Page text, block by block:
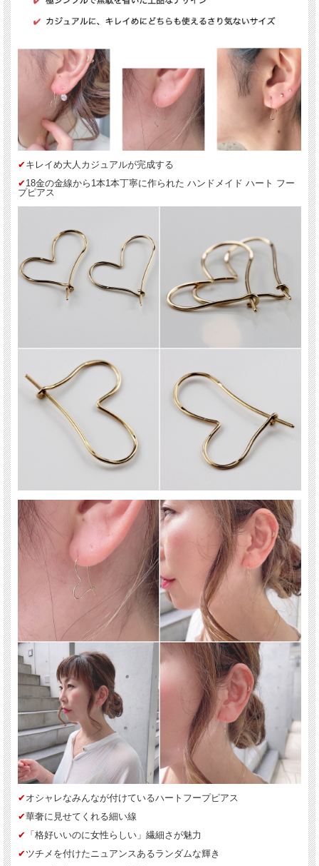
18金の金線から1本1本丁寧に作られた ハンドメイド ハート フープピアス
極シンプルで無駄を省いた上品なデザイン
カジュアルに、キレイめにどちらも使えるさり気ないサイズ
ギフトにもお薦め◎
*こちらのピアスには左右がございますので
片耳のみをご希望のお客様は左右をお間違いなくお選び下さい。
表参道にあるBijouterie euro flat(ビジュトリエ ユーロフラット)が発信するジュエリ
ーブランド
”教養のある美”をコンセプトに本物である事にこだわったジュエリーは、 繊細で上
品で可憐な、大人の女性に嬉しいアイテムがそろっています。
✔︎キレイめ大人カジュアルが完成する
✔︎18金の金線から1本1本丁寧に作られた ハンドメイド ハート フー
プピアス
✔︎オシャレなみんなが付けているハートフープピアス
✔︎華奢に見せてくれる細い線
✔︎ 「格好いいのに女性らしい」繊細さが魅力
✔︎ツチメを付けたニュアンスあるランダムな輝き